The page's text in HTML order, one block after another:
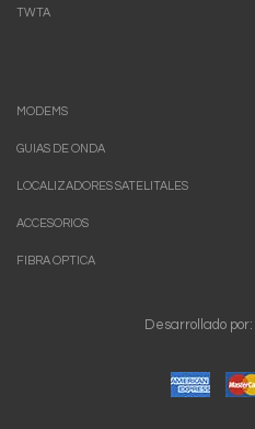
TWTA
MODEMS
GUIAS DE ONDA
LOCALIZADORES SATELITALES
ACCESORIOS
FIBRA OPTICA
Desarrollado por: